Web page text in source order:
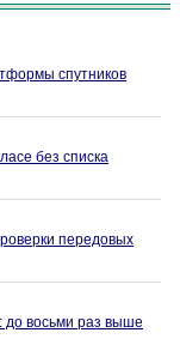
спутников
без списка
передовых
до восьми раз выше